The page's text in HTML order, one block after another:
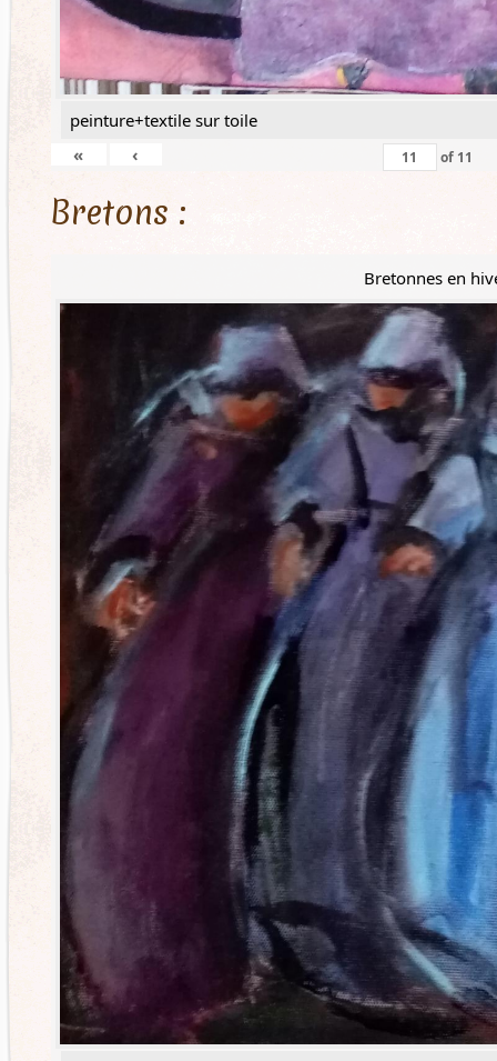
peinture+textile sur toile
«
‹ of 11
Bretons :
Bretonnes en